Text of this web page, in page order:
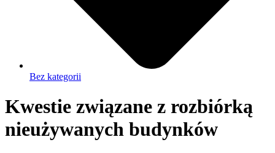
Bez kategorii
Kwestie związane z rozbiórką
nieużywanych budynków